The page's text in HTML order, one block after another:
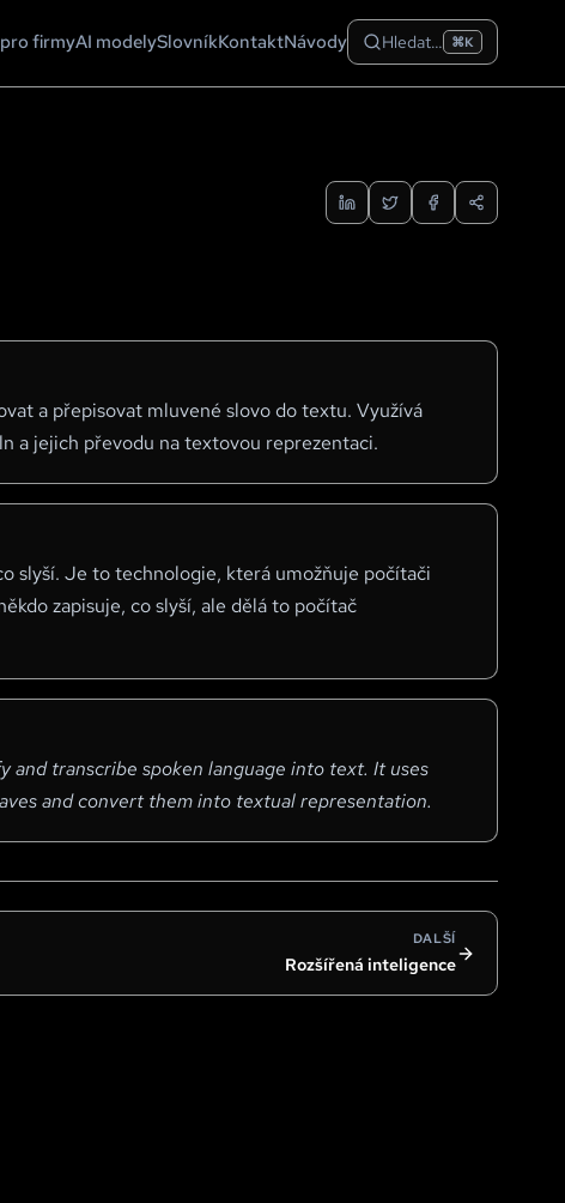
firmyAI modelySlovníkKontaktNávody Hledat… ⌘K
a přepisovat mluvené slovo do textu. Využívá
a jejich převodu na textovou reprezentaci.
slyší. Je to technologie, která umožňuje počítači
zapisuje, co slyší, ale dělá to počítač
transcribe spoken language into text. It uses
and convert them into textual representation.
DALŠÍ
Rozšířená inteligence